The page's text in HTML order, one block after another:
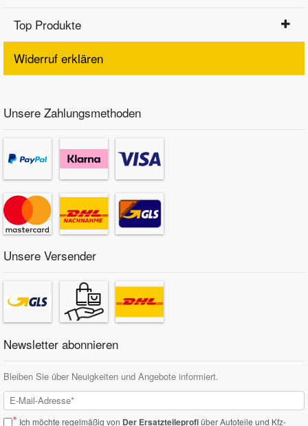
Top Produkte
Widerruf erklären
Unsere Zahlungsmethoden
Unsere Versender
Newsletter abonnieren
Bleiben Sie über Neuigkeiten und Angebote informiert.
* Ich möchte regelmäßig von Der Ersatzteileprofiüber Autoteile und Kfz-